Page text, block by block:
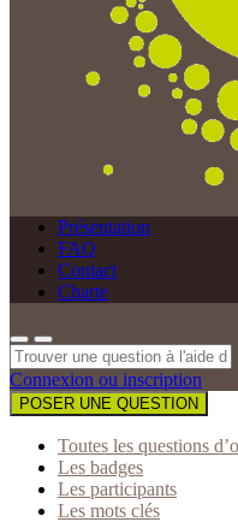
Présentation
FAQ
Contact
Charte
Connexion ou inscription
POSER UNE QUESTION
Toutes les questions
Les badges
Les participants
Les mots clés